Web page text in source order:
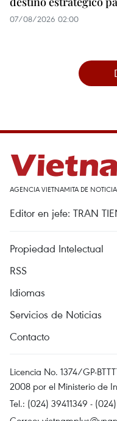
07/08/2026 02:00
AGENCIA VIETNAMITA DE
Editor en jefe: TRAN
Propiedad Intelectual
RSS
Idiomas
Servicios de Noticias
Contacto
Licencia No. 1374/GP-
2008 por el Ministerio de
Tel.: (024) 39411349 -